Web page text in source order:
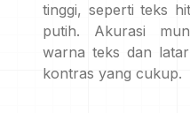
tinggi, seperti teks
putih. Akurasi
warna teks dan
kontras yang cukup.